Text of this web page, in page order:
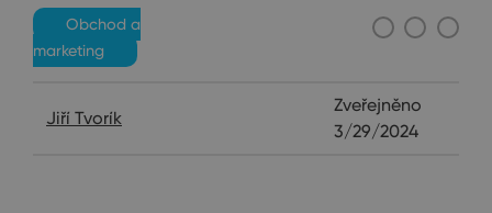
Obchod a
marketing
Jiří Tvorík
Zveřejněno
3/29/2024